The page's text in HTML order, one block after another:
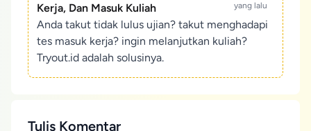
Kerja, Dan Masuk Kuliah
yang lalu
Anda takut tidak lulus ujian? takut menghadapi
tes masuk kerja? ingin melanjutkan kuliah?
Tryout.id adalah solusinya.
Tulis Komentar